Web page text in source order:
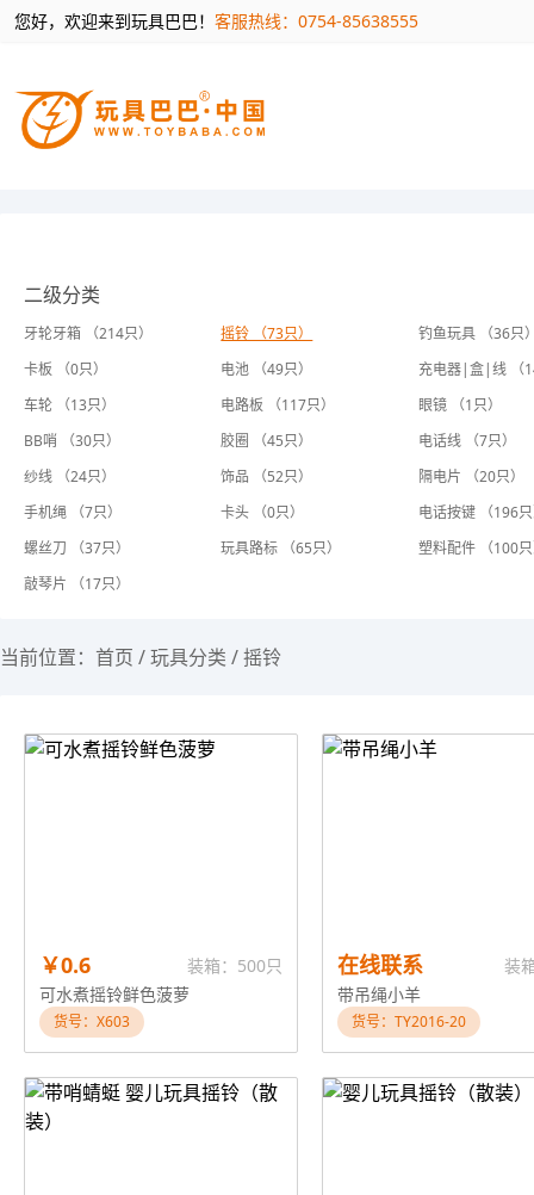
您好，欢迎来到玩具巴巴！ 客服热线：0754-85638555
二级分类
牙轮牙箱 （214只） 摇铃 （73只）
钓鱼玩具 （36只
卡板 （0只）
电池 （49只）
充电器|盒|线 （
车轮 （13只）
电路板 （117只）
眼镜 （1只）
BB哨 （30只）
胶圈 （45只）
电话线 （7只）
纱线 （24只）
饰品 （52只）
隔电片 （20只）
手机绳 （7只）
卡头 （0只）
电话按键 （196
螺丝刀 （37只）
玩具路标 （65只）
塑料配件 （100
敲琴片 （17只）
当前位置： 首页 /玩具分类 /摇铃
￥0.6
装箱：500只
可水煮摇铃鲜色菠萝
货号：X603
在线联系
装
带吊绳小羊
货号：TY2016-20